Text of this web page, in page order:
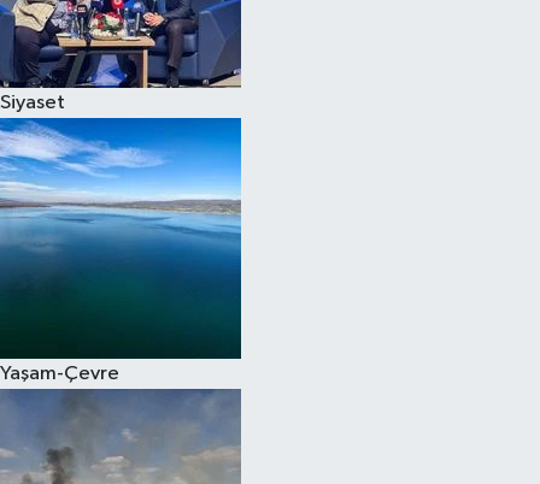
Siyaset
Yaşam-Çevre
Spor
Çocuk
Eğitim
Kim kimdir?
Kültür Sanat